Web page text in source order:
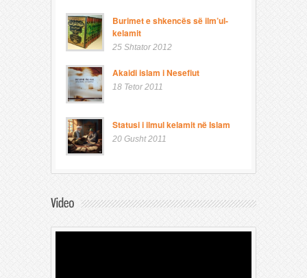
Burimet e shkencës së ilm’ul-
kelamit
25 Shtator 2012
Akaidi islam i Nesefiut
18 Tetor 2011
Statusi i ilmul kelamit në Islam
20 Gusht 2011